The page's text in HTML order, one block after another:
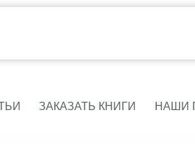
ЗАКАЗАТЬ КНИГИ НАШИ